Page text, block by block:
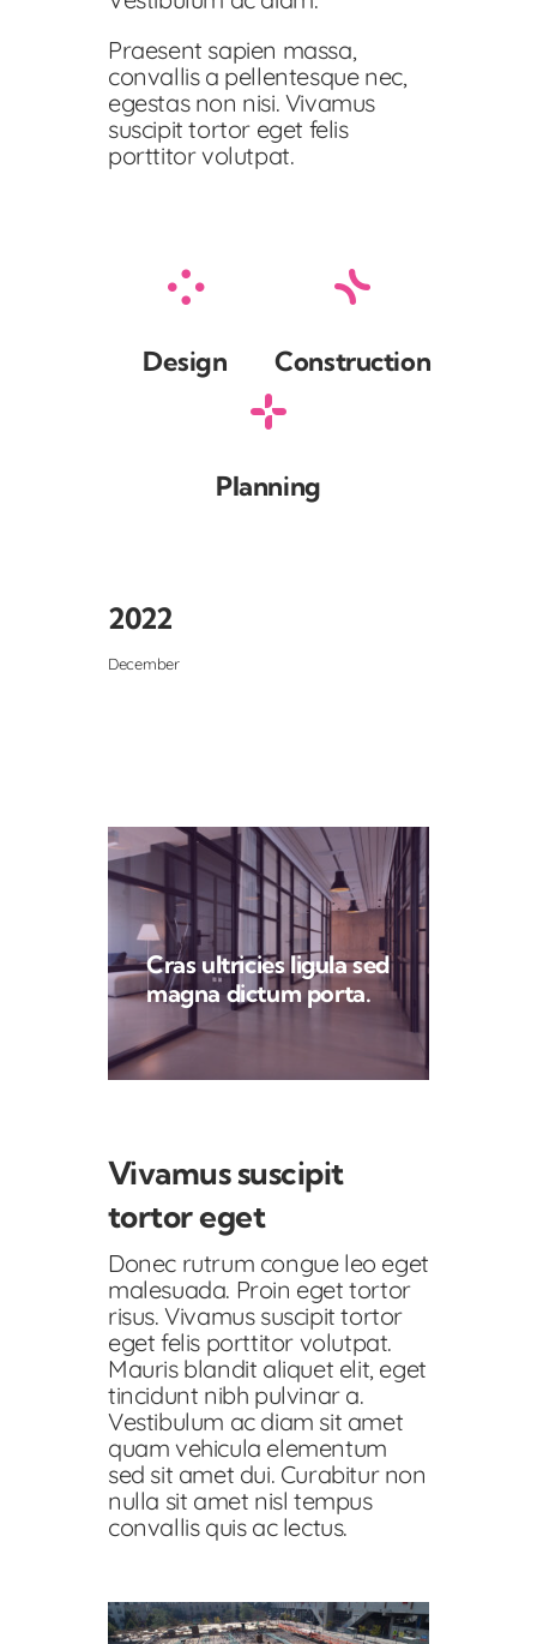
Praesent sapien massa,
convallis a pellentesque nec,
egestas non nisi. Vivamus
suscipit tortor eget felis
porttitor volutpat.
Design Construction
Planning
2022
December
Cras ultricies ligula sed
magna dictum porta.
Vivamus suscipit
tortor eget
Donec rutrum congue leo eget
malesuada. Proin eget tortor
risus. Vivamus suscipit tortor
eget felis porttitor volutpat.
Mauris blandit aliquet elit, eget
tincidunt nibh pulvinar a.
Vestibulum ac diam sit amet
quam vehicula elementum
sed sit amet dui. Curabitur non
nulla sit amet nisl tempus
convallis quis ac lectus.